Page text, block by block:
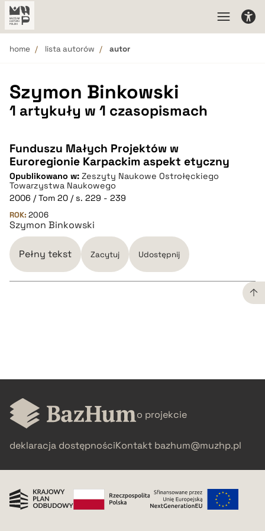
home lista autorów autor
Szymon Binkowski
1 artykuły w 1 czasopismach
Funduszu Małych Projektów w
Euroregionie Karpackim aspekt etyczny
Opublikowano w: Zeszyty Naukowe Ostrołęckiego
Towarzystwa Naukowego
2006 / Tom 20 / s. 229 - 239
ROK: 2006
Szymon Binkowski
Pełny tekst Zacytuj Udostępnij
pobierz cytat
o projekcie
deklaracja dostępnościKontakt bazhum@muzhp.pl